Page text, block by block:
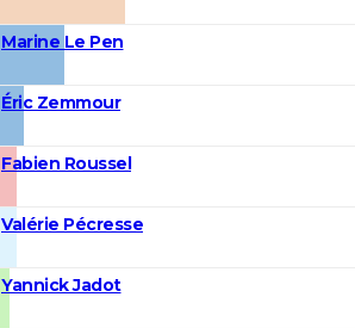
Marine Le Pen
Éric Zemmour
Fabien Roussel
Valérie Pécresse
Yannick Jadot